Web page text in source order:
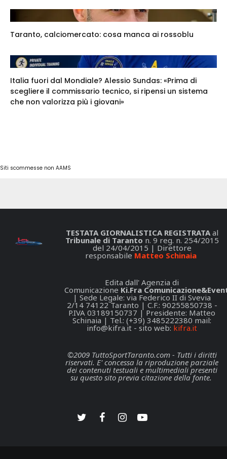
Taranto, calciomercato: cosa manca ai rossoblu
Italia fuori dal Mondiale? Alessio Sundas: «Prima di
scegliere il commissario tecnico, si ripensi un sistema
che non valorizza più i giovani»
Siti scommesse non AAMS
TESTATA GIORNALISTICA REGISTRATAal
Tribunale di Taranto n. 9 reg. n. 254/2015
del 24/04/2015 | Direttore
responsabile Matteo Schinaia
Edita dall' Agenzia di
Comunicazione Ki.Fra
| Sede Legale: via Federico II di Svevia
2/14 74122 Taranto | C.F.: 90255850738 -
P.IVA 03189150737 | Presidente: Matteo
Schinaia | Tel.: (+39) 3485222380 mail:
info@kifra.it - sito web: kifra.it
©2009 TuttoSportTaranto.com - Tutti i diritti
riservati. E' concessa la riproduzione parziale
dei contenuti testuali e multimediali presenti
su questo sito previa citazione della fonte.